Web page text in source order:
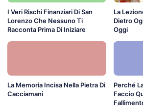
I Veri Rischi Finanziari Di San
Lorenzo Che Nessuno Ti
Racconta Prima Di Iniziare
La
Dietro
Oggi
La Memoria Incisa Nella Pietra Di
Cacciamani
Perché
Faccio